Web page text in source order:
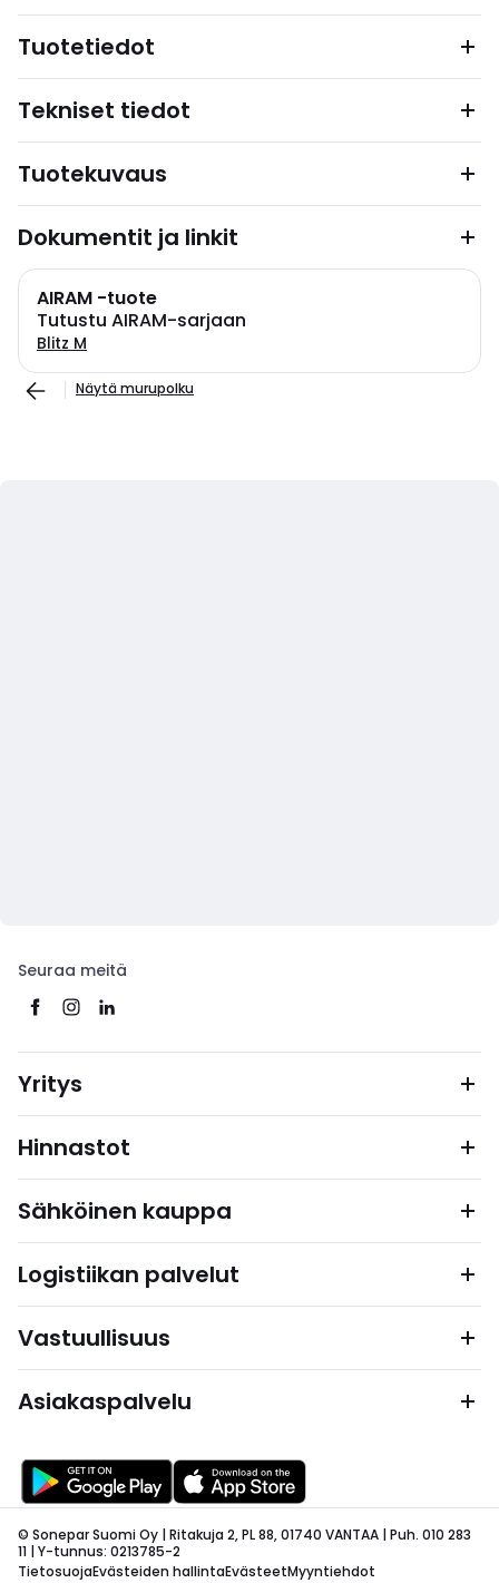
Tuotetiedot
Tekniset tiedot
Tuotekuvaus
Dokumentit ja linkit
AIRAM -tuote
Tutustu AIRAM-sarjaan
Blitz M
Näytä murupolku
Seuraa meitä
Yritys
Hinnastot
Sähköinen kauppa
Logistiikan palvelut
Vastuullisuus
Asiakaspalvelu
© Sonepar Suomi Oy | Ritakuja 2, PL 88, 01740 VANTAA | Puh. 010 283
11 | Y-tunnus: 0213785-2
TietosuojaEvästeiden hallintaEvästeetMyyntiehdot